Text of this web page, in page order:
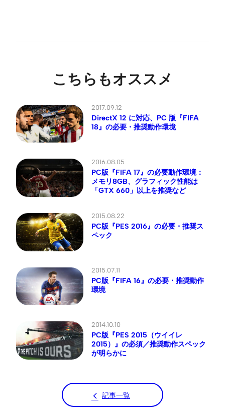
こちらもオススメ
2017.09.12
DirectX 12 に対応、PC 版『FIFA
18』の必要・推奨動作環境
2016.08.05
PC版『FIFA 17』の必要動作環境：
メモリ8GB、グラフィック性能は
「GTX 660」以上を推奨など
2015.08.22
PC版『PES 2016』の必要・推奨ス
ペック
2015.07.11
PC版『FIFA 16』の必要・推奨動作
環境
2014.10.10
PC版『PES 2015（ウイイレ
2015）』の必須／推奨動作スペック
が明らかに
記事一覧